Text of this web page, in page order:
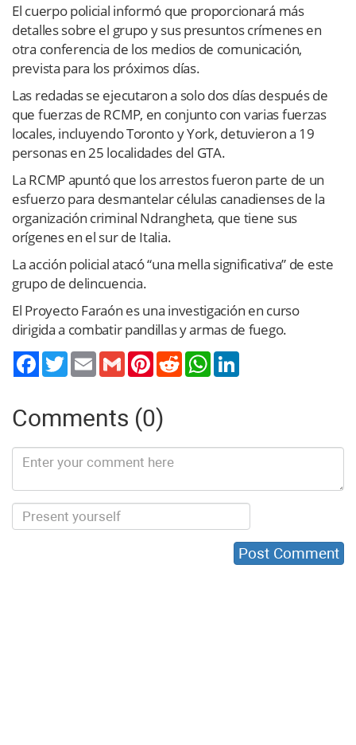
El cuerpo policial informó que proporcionará más
detalles sobre el grupo y sus presuntos crímenes en
otra conferencia de los medios de comunicación,
prevista para los próximos días.
Las redadas se ejecutaron a solo dos días después de
que fuerzas de RCMP, en conjunto con varias fuerzas
locales, incluyendo Toronto y York, detuvieron a 19
personas en 25 localidades del GTA.
La RCMP apuntó que los arrestos fueron parte de un
esfuerzo para desmantelar células canadienses de la
organización criminal Ndrangheta, que tiene sus
orígenes en el sur de Italia.
La acción policial atacó “una mella significativa” de este
grupo de delincuencia.
El Proyecto Faraón es una investigación en curso
dirigida a combatir pandillas y armas de fuego.
TwitterEmail Gmail PinterestReddit WhatsApp
Comments (0)